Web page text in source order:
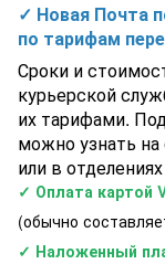
✓ Новая Почта
по тарифам
Сроки и
курьерской
их тарифами.
можно узнать
или в
✓ Оплата картой
(обычно
✓ Наложенный